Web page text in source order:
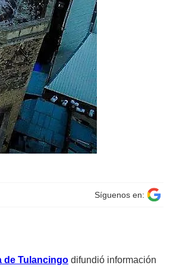
Síguenos en:
de Tulancingo difundió información